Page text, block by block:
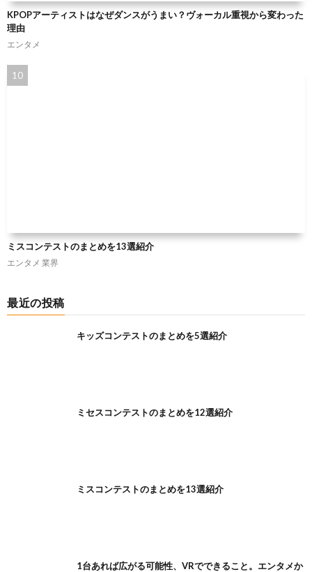
KPOPアーティストはなぜダンスがうまい？ヴォーカル重視から変わった
理由
エンタメ
ミスコンテストのまとめを13選紹介
エンタメ 業界
最近の投稿
キッズコンテストのまとめを5選紹介
ミセスコンテストのまとめを12選紹介
ミスコンテストのまとめを13選紹介
1台あれば広がる可能性、VRでできること。エンタメか